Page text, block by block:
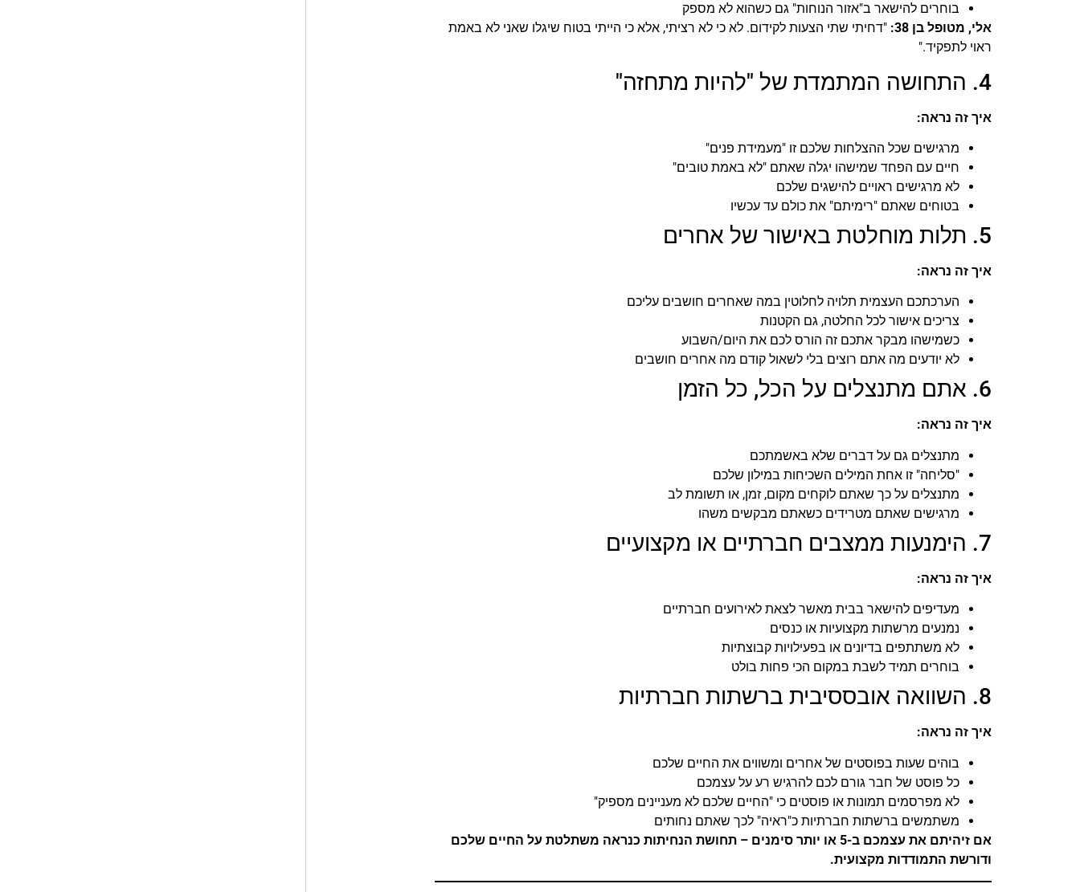
בוחרים להישאר ב"אזור הנוחות" גם כשהוא לא מספק
אלי, מטופל בן 38:
"דחיתי שתי הצעות לקידום. לא כי לא רציתי, אלא כי הייתי בטוח שיגלו שאני לא באמת
ראוי לתפקיד."
4. התחושה המתמדת של "להיות מתחזה"
איך זה נראה:
מרגישים שכל ההצלחות שלכם זו "מעמידת פנים"
חיים עם הפחד שמישהו יגלה שאתם "לא באמת טובים"
לא מרגישים ראויים להישגים שלכם
בטוחים שאתם "רימיתם" את כולם עד עכשיו
5. תלות מוחלטת באישור של אחרים
איך זה נראה:
הערכתכם העצמית תלויה לחלוטין במה שאחרים חושבים עליכם
צריכים אישור לכל החלטה, גם הקטנות
כשמישהו מבקר אתכם זה הורס לכם את היום/השבוע
לא יודעים מה אתם רוצים בלי לשאול קודם מה אחרים חושבים
6. אתם מתנצלים על הכל, כל הזמן
איך זה נראה:
מתנצלים גם על דברים שלא באשמתכם
"סליחה" זו אחת המילים השכיחות במילון שלכם
מתנצלים על כך שאתם לוקחים מקום, זמן, או תשומת לב
מרגישים שאתם מטרידים כשאתם מבקשים משהו
7. הימנעות ממצבים חברתיים או מקצועיים
איך זה נראה:
מעדיפים להישאר בבית מאשר לצאת לאירועים חברתיים
נמנעים מרשתות מקצועיות או כנסים
לא משתתפים בדיונים או בפעילויות קבוצתיות
בוחרים תמיד לשבת במקום הכי פחות בולט
8. השוואה אובססיבית ברשתות חברתיות
איך זה נראה:
בוהים שעות בפוסטים של אחרים ומשווים את החיים שלכם
כל פוסט של חבר גורם לכם להרגיש רע על עצמכם
לא מפרסמים תמונות או פוסטים כי "החיים שלכם לא מעניינים מספיק"
משתמשים ברשתות חברתיות כ"ראיה" לכך שאתם נחותים
אם זיהיתם את עצמכם ב-5 או יותר סימנים – תחושת הנחיתות כנראה משתלטת על החיים שלכם
ודורשת התמודדות מקצועית.